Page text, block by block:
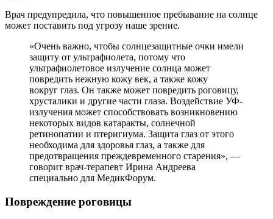
Врач предупредила, что повышенное пребывание на солнце
может поставить под угрозу наше зрение.
«Очень важно, чтобы солнцезащитные очки имели
защиту от ультрафиолета, потому что
ультрафиолетовое излучение солнца может
повредить нежную кожу век, а также кожу
вокруг глаз. Он также может повредить роговицу,
хрусталики и другие части глаза. Воздействие УФ-
излучения может способствовать возникновению
некоторых видов катаракты, солнечной
ретинопатии и птеригиума. Защита глаз от этого
необходима для здоровья глаз, а также для
предотвращения преждевременного старения», —
говорит врач-терапевт Ирина Андреева
специально для МедикФорум.
Повреждение роговицы